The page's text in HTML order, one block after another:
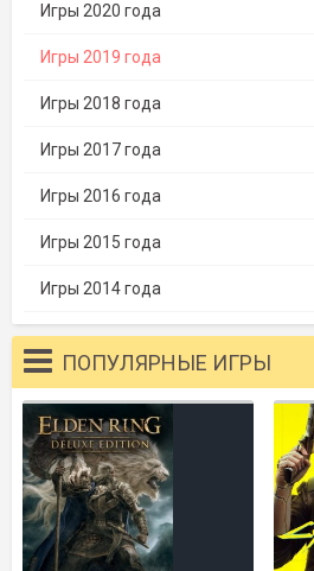
Игры 2020 года
Игры 2019 года
Игры 2018 года
Игры 2017 года
Игры 2016 года
Игры 2015 года
Игры 2014 года
ПОПУЛЯРНЫЕ ИГРЫ